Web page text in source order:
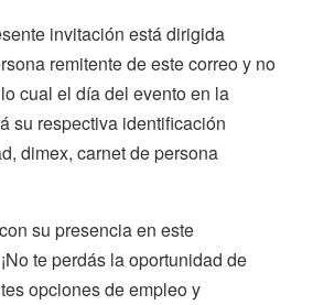
invitación está dirigida
remitente de este correo y no
cual el día del evento en la
su respectiva identificación
dimex, carnet de persona
su presencia en este
te perdás la oportunidad de
opciones de empleo y